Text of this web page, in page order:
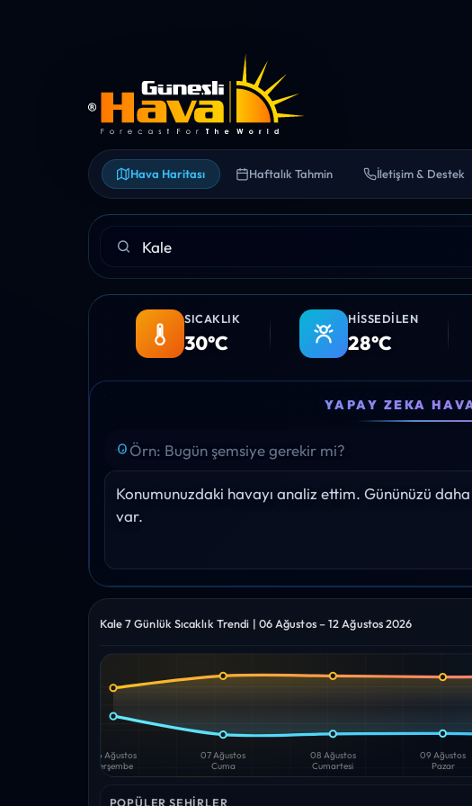
Hava Haritası Haftalık Tahmin İletişim & Destek
SICAKLIK
30°C
HISSEDILEN
28°C
YAPAY ZEKA
Konumunuzdaki havayı analiz ettim. Gününüzü
var.
Kale 7 Günlük Sıcaklık Trendi | 06 Ağustos – 12 Ağustos 2026
Yüksek
06 Ağustos
Perşembe
07 Ağustos
Cuma
08 Ağustos
Cumartesi
09 Ağustos
Pazar
POPÜLER ŞEHIRLER
07:00
21°
08:00
Yağış: 0%
09:00 10:00